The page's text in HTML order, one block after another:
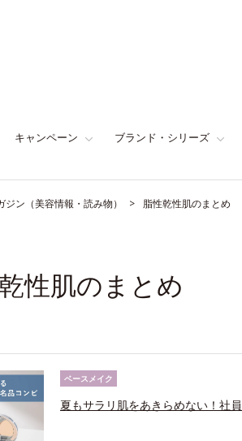
キャンペーン ブランド・シリーズ
ジン（美容情報・読み物） 脂性乾性肌のまとめ
性肌のまとめ
ベースメイク
夏もサラリ肌をあきらめない！社